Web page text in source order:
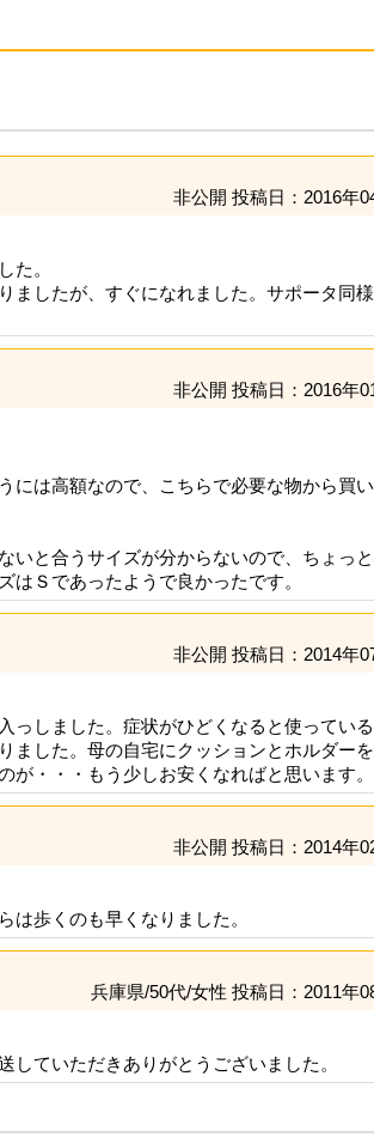
非公開 投稿日：2016年
た。
ましたが、すぐになれました。サポータ同様
非公開 投稿日：2016年
には高額なので、こちらで必要な物から買い
いと合うサイズが分からないので、ちょっ
はＳであったようで良かったです。
非公開 投稿日：2014年
っしました。症状がひどくなると使ってい
ました。母の自宅にクッションとホルダー
が・・・もう少しお安くなればと思います。
非公開 投稿日：2014年
は歩くのも早くなりました。
兵庫県/50代/女性 投稿日：2011年
していただきありがとうございました。